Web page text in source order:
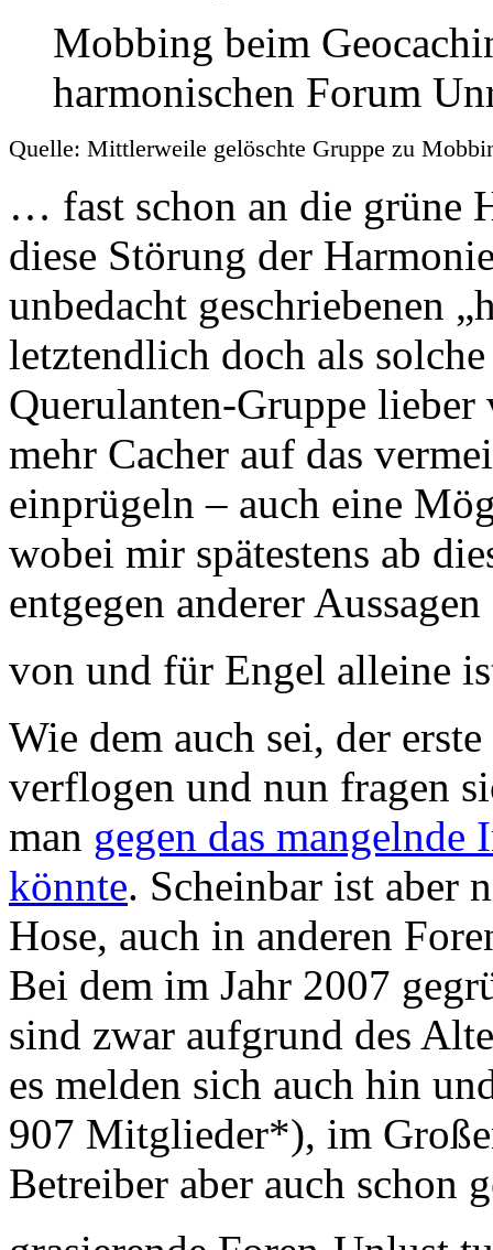
Mobbing beim
harmonischen Forum
Quelle: Mittlerweile gelöschte Gruppe zu
… fast schon an die grüne
diese Störung der
unbedacht geschriebenen
letztendlich doch als
Querulanten-Gruppe
mehr Cacher auf das
einprügeln – auch eine
wobei mir spätestens ab
entgegen anderer
von und für Engel alleine
Wie dem auch sei, der
verflogen und nun fragen
man gegen das
könnte. Scheinbar ist aber
Hose, auch in anderen
Bei dem im Jahr 2007
sind zwar aufgrund des
es melden sich auch hin
907 Mitglieder*), im
Betreiber aber auch schon